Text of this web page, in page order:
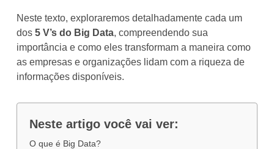
Neste texto, exploraremos detalhadamente cada um
dos 5 V’s do Big Data, compreendendo sua
importância e como eles transformam a maneira como
as empresas e organizações lidam com a riqueza de
informações disponíveis.
Neste artigo você vai ver:
O que é Big Data?